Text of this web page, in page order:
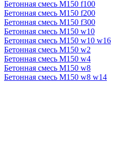
Бетонная смесь М150 f100
Бетонная смесь М150 f200
Бетонная смесь М150 f300
Бетонная смесь М150 w10
Бетонная смесь М150 w10 w16
Бетонная смесь М150 w2
Бетонная смесь М150 w4
Бетонная смесь М150 w8
Бетонная смесь М150 w8 w14